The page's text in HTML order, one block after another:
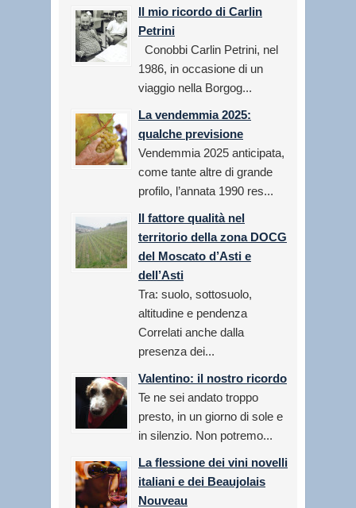
Il mio ricordo di Carlin
Petrini
Conobbi Carlin Petrini, nel
1986, in occasione di un
viaggio nella Borgog...
La vendemmia 2025:
qualche previsione
Vendemmia 2025 anticipata,
come tante altre di grande
profilo, l’annata 1990 res...
Il fattore qualità nel
territorio della zona DOCG
del Moscato d’Asti e
dell’Asti
Tra: suolo, sottosuolo,
altitudine e pendenza
Correlati anche dalla
presenza dei...
Valentino: il nostro ricordo
Te ne sei andato troppo
presto, in un giorno di sole e
in silenzio. Non potremo...
La flessione dei vini novelli
italiani e dei Beaujolais
Nouveau